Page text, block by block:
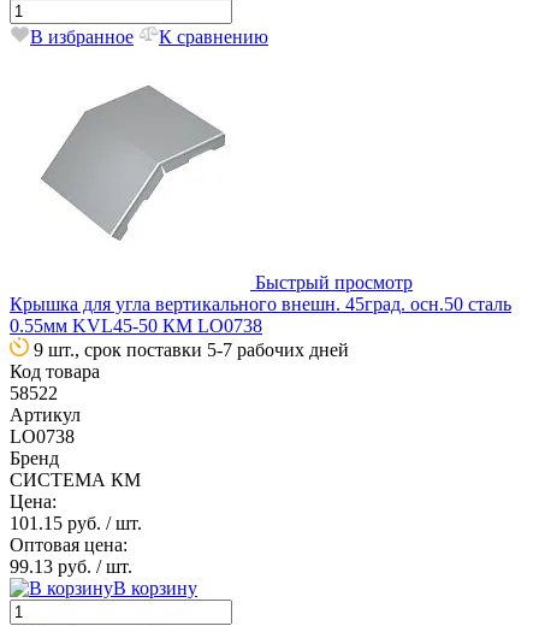
В избранное К сравнению
Быстрый просмотр
Крышка для угла вертикального внешн. 45град. осн.50 сталь
0.55мм KVL45-50 КМ LO0738
9 шт., срок поставки 5-7 рабочих дней
Код товара
58522
Артикул
LO0738
Бренд
СИСТЕМА КМ
Цена:
101.15 руб. / шт.
Оптовая цена:
99.13 руб. / шт.
В корзину